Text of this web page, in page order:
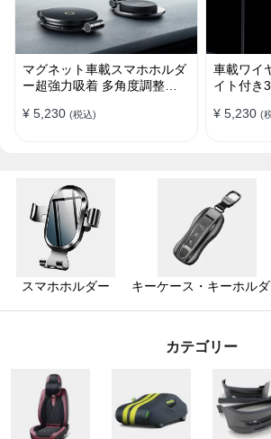
マグネット車載スマホホルダ
ー超強力吸着 多角度調整
ー 折りたたみ式 片手操作 安
¥ 5,230 (税込)
車載ワイ
イト付き
し口式兼
¥ 5,230 (
スマホホルダー キーケース・キーホル
カテゴリー